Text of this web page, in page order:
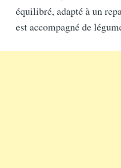
équilibré, adapté à un
est accompagné de